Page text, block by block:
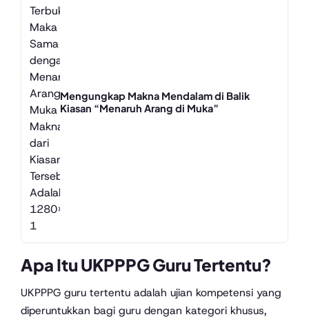
Mengungkap Makna Mendalam di Balik
Kiasan “Menaruh Arang di Muka”
Apa Itu UKPPPG Guru Tertentu?
UKPPPG guru tertentu adalah ujian kompetensi yang
diperuntukkan bagi guru dengan kategori khusus,